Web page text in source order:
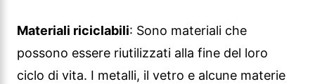
Materiali riciclabili: Sono materiali che
possono essere riutilizzati alla fine del loro
ciclo di vita. I metalli, il vetro e alcune materie